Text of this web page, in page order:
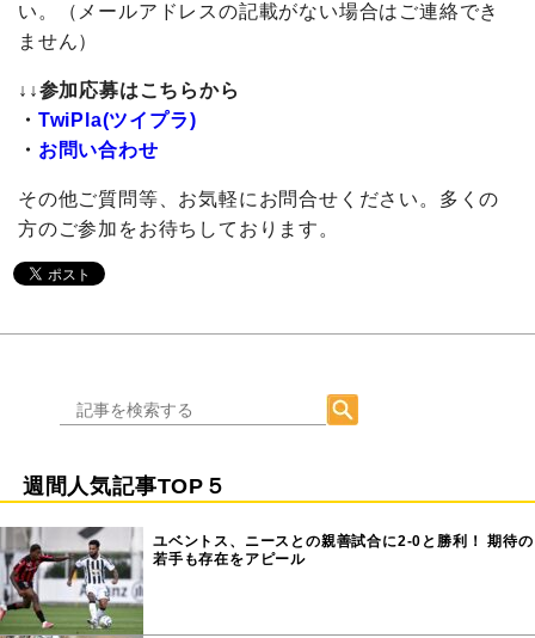
い。（メールアドレスの記載がない場合はご連絡でき
ません）
↓↓参加応募はこちらから
・ TwiPla(ツイプラ)
・ お問い合わせ
その他ご質問等、お気軽にお問合せください。多くの
方のご参加をお待ちしております。
週間人気記事TOP５
ユベントス、ニースとの親善試合に2-0と勝利！ 期待の
若手も存在をアピール